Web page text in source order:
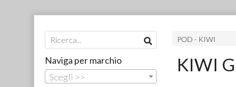
POD - KIWI
KIWI
Naviga per marchio
Scegli >>